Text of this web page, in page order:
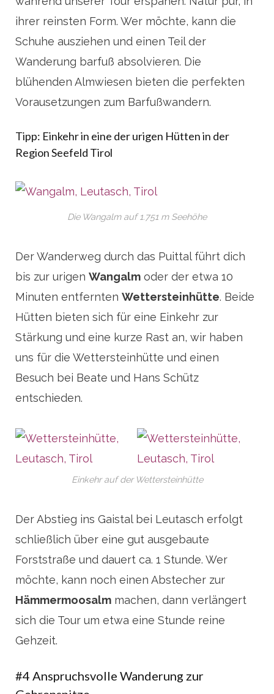
ihrer reinsten Form. Wer möchte, kann die
Schuhe ausziehen und einen Teil der
Wanderung barfuß absolvieren. Die
blühenden Almwiesen bieten die perfekten
Vorausetzungen zum Barfußwandern.
Tipp: Einkehr in eine der urigen Hütten in der
Region Seefeld Tirol
Die Wangalm auf 1.751 m Seehöhe
Der Wanderweg durch das Puittal führt dich
bis zur urigen Wangalm oder der etwa 10
Minuten entfernten Wettersteinhütte. Beide
Hütten bieten sich für eine Einkehr zur
Stärkung und eine kurze Rast an, wir haben
uns für die Wettersteinhütte und einen
Besuch bei Beate und Hans Schütz
entschieden.
Einkehr auf der Wettersteinhütte
Der Abstieg ins Gaistal bei Leutasch erfolgt
schließlich über eine gut ausgebaute
Forststraße und dauert ca. 1 Stunde. Wer
möchte, kann noch einen Abstecher zur
Hämmermoosalm machen, dann verlängert
sich die Tour um etwa eine Stunde reine
Gehzeit.
#4 Anspruchsvolle Wanderung zur